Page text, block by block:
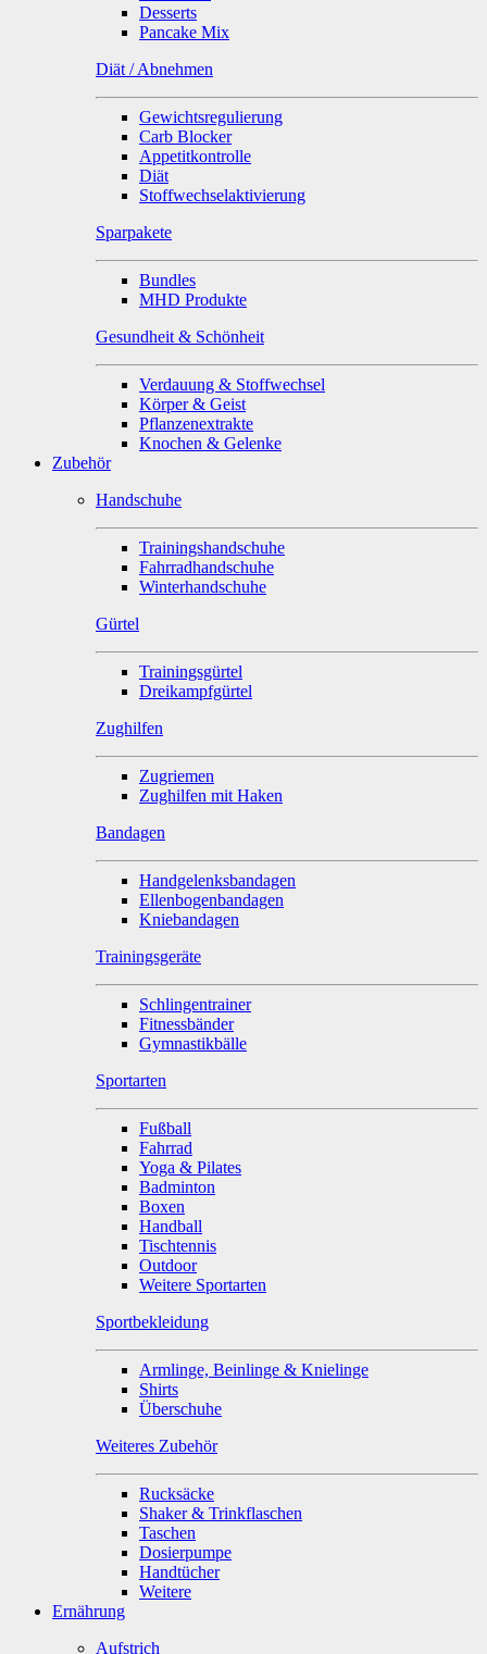
Desserts
Pancake Mix
Diät / Abnehmen
Gewichtsregulierung
Carb Blocker
Appetitkontrolle
Diät
Stoffwechselaktivierung
Sparpakete
Bundles
MHD Produkte
Gesundheit & Schönheit
Verdauung & Stoffwechsel
Körper & Geist
Pflanzenextrakte
Knochen & Gelenke
Zubehör
Handschuhe
Trainingshandschuhe
Fahrradhandschuhe
Winterhandschuhe
Gürtel
Trainingsgürtel
Dreikampfgürtel
Zughilfen
Zugriemen
Zughilfen mit Haken
Bandagen
Handgelenksbandagen
Ellenbogenbandagen
Kniebandagen
Trainingsgeräte
Schlingentrainer
Fitnessbänder
Gymnastikbälle
Sportarten
Fußball
Fahrrad
Yoga & Pilates
Badminton
Boxen
Handball
Tischtennis
Outdoor
Weitere Sportarten
Sportbekleidung
Armlinge, Beinlinge & Knielinge
Shirts
Überschuhe
Weiteres Zubehör
Rucksäcke
Shaker & Trinkflaschen
Taschen
Dosierpumpe
Handtücher
Weitere
Ernährung
Aufstrich